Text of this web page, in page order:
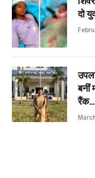
दो
बनीं
रैंक…